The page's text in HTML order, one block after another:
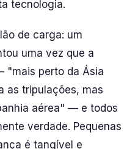
tecnologia.
de carga: um
uma vez que a
"mais perto da Ásia
as tripulações, mas
aérea" — e todos
verdade. Pequenas
é tangível e